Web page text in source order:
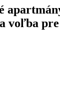
voľba